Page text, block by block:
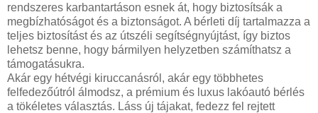
rendszeres karbantartáson esnek át, hogy biztosítsák a
megbízhatóságot és a biztonságot. A bérleti díj tartalmazza a
teljes biztosítást és az útszéli segítségnyújtást, így biztos
lehetsz benne, hogy bármilyen helyzetben számíthatsz a
támogatásukra.
Akár egy hétvégi kiruccanásról, akár egy többhetes
felfedezőútról álmodsz, a prémium és luxus lakóautó bérlés
a tökéletes választás. Láss új tájakat, fedezz fel rejtett